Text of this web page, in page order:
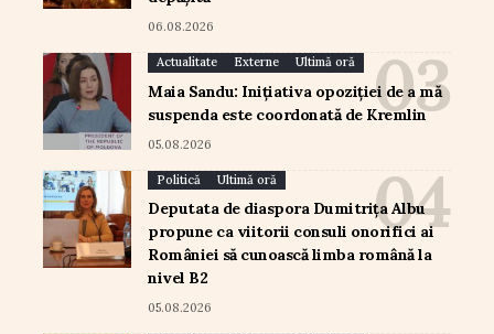
06.08.2026
Actualitate Externe Ultimă oră
Maia Sandu: Inițiativa opoziției de a mă
suspenda este coordonată de Kremlin
05.08.2026
Politică Ultimă oră
Deputata de diaspora Dumitrița Albu
propune ca viitorii consuli onorifici ai
României să cunoască limba română la
nivel B2
05.08.2026